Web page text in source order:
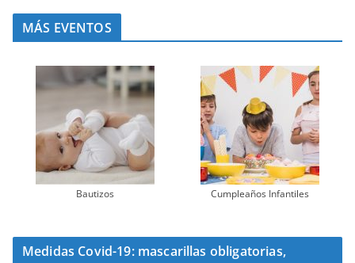
MÁS EVENTOS
Bautizos Cumpleaños Infantiles
Medidas Covid-19: mascarillas obligatorias,